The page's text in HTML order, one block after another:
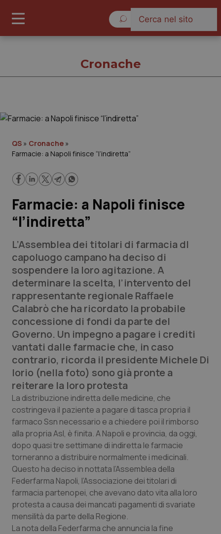
Cronache
Lavoro e Professioni
Scienza e Farmaci
Studi e Analisi
Lettere al direttore
Edizioni Regionali
QS Pro
Professionisti Sanitari.AI
Abruzzo
Basilicata
Calabria
Campania
Emilia-Romagna
Friuli Venezia Giulia
QS Pro Gold
Artrite & artrosi
Asma & BPCO
Car-T
Colesterolo & coronaropatie
Dermatite Atopica
QS Club Newsletter
Cronache
QS » Cronache »
Farmacie: a Napoli finisce “l’indiretta”
Farmacie: a Napoli finisce
“l’indiretta”
L’Assemblea dei titolari di farmacia dl
capoluogo campano ha deciso di
sospendere la loro agitazione. A
determinare la scelta, l’intervento del
rappresentante regionale Raffaele
Calabrò che ha ricordato la probabile
concessione di fondi da parte del
Governo. Un impegno a pagare i crediti
vantati dalle farmacie che, in caso
contrario, ricorda il presidente Michele Di
Iorio (nella foto) sono già pronte a
reiterare la loro protesta
La distribuzione indiretta delle medicine, che
costringeva il paziente a pagare di tasca propria il
farmaco Ssn necessario e a chiedere poi il rimborso
alla propria Asl, è finita. A Napoli e provincia, da oggi,
dopo quasi tre settimane di indiretta le farmacie
torneranno a distribuire normalmente i medicinali.
Questo ha deciso in nottata l’Assemblea della
Federfarma Napoli, l’Associazione dei titolari di
farmacia partenopei, che avevano dato vita alla loro
protesta a causa dei mancati pagamenti di svariate
mensilità da parte della Regione.
La nota della Federfarma che annuncia la fine